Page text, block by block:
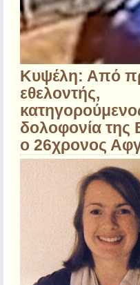
Κυψέλη: Από
εθελοντής,
δολοφονία της
ο 26χρονος